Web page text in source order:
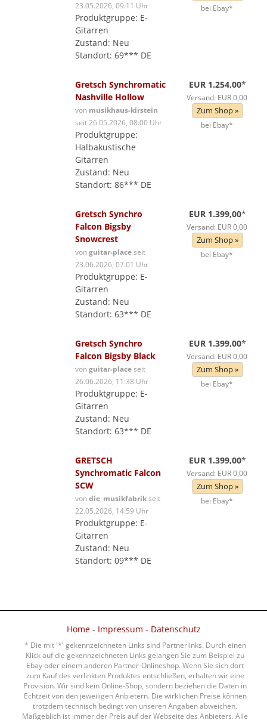
23.05.2026, 09:11 Uhr
Produktgruppe: E-
Gitarren
Zustand: Neu
Standort: 69*** DE
bei Ebay*
Gretsch Synchromatic
Nashville Hollow
von musikhaus-kirstein
seit 26.05.2026, 08:00 Uhr
Produktgruppe:
Halbakustische
Gitarren
Zustand: Neu
Standort: 86*** DE
EUR 1.254,00*
Versand: EUR 0,00
Zum Shop »
bei Ebay*
Gretsch Synchro
Falcon Bigsby
Snowcrest
vonguitar-placeseit
23.06.2026, 07:01 Uhr
Produktgruppe: E-
Gitarren
Zustand: Neu
Standort: 63*** DE
EUR 1.399,00*
Versand: EUR 0,00
Zum Shop »
bei Ebay*
Gretsch Synchro
Falcon Bigsby Black
vonguitar-placeseit
26.06.2026, 11:38 Uhr
Produktgruppe: E-
Gitarren
Zustand: Neu
Standort: 63*** DE
EUR 1.399,00*
Versand: EUR 0,00
Zum Shop »
bei Ebay*
GRETSCH
Synchromatic Falcon
SCW
vondie_musikfabrikseit
22.05.2026, 14:59 Uhr
Produktgruppe: E-
Gitarren
Zustand: Neu
Standort: 09*** DE
EUR 1.399,00*
Versand: EUR 0,00
Zum Shop »
bei Ebay*
Home- Impressum - Datenschutz
* Die mit '*' gekennzeichneten Links sind Partnerlinks. Durch einen
Klick auf die gekennzeichneten Links gelangen Sie zum Beispiel zu
Ebay oder einem anderen Partner-Onlineshop. Wenn Sie sich dort
zum Kauf des verlinkten Produktes entschließen, erhalten wir eine
Provision. Wir sind kein Online-Shop, sondern beziehen die Daten in
Echtzeit von den jeweiligen Anbietern. Die wirklichen Preise können
trotzdem technisch bedingt von unseren Angaben abweichen.
Maßgeblich ist immer der Preis auf der Webseite des Anbieters. Alle